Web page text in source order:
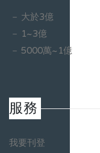
大於3億
1~3億
5000萬~1億
服務
我要刊登